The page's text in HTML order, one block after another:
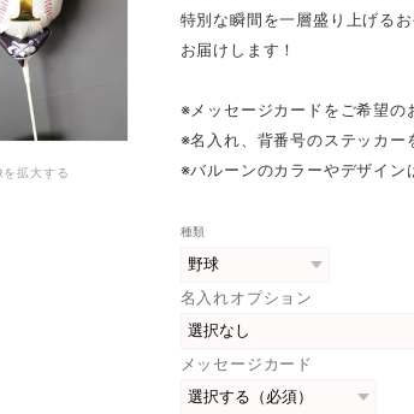
を拡大する
特別な瞬間を一層盛り上げる
お届けします！
※メッセージカードをご希望の
※名入れ、背番号のステッカー
※バルーンのカラーやデザイン
種類
名入れオプション
メッセージカード